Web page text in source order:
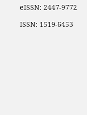
eISSN: 2447-9772
ISSN: 1519-6453